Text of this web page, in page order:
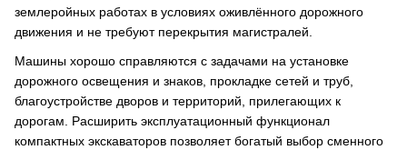
землеройных работах в условиях оживлённого дорожного
движения и не требуют перекрытия магистралей.
Машины хорошо справляются с задачами на установке
дорожного освещения и знаков, прокладке сетей и труб,
благоустройстве дворов и территорий, прилегающих к
дорогам. Расширить эксплуатационный функционал
компактных экскаваторов позволяет богатый выбор сменного